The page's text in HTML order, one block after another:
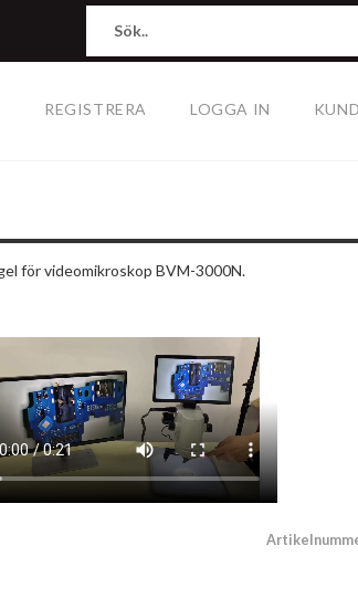
REGISTRERA LOGGA IN
för videomikroskop BVM-3000N.